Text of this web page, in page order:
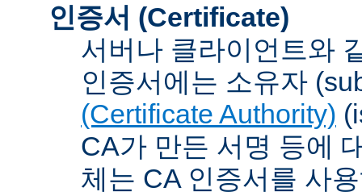
인증서 (Certificate)
서버나 클라이언트와
인증서에는 소유자
(Certificate Authority)
CA가 만든 서명 등에
체는 CA 인증서를 사